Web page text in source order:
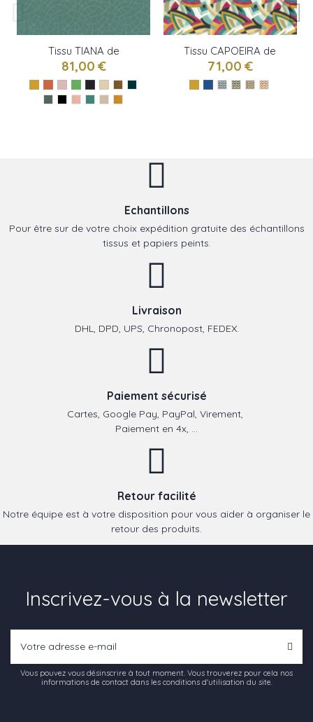
Tissu TIANA de
Camengo
81,00 €
Tissu CAPOEIRA de
Camengo
71,00 €
Echantillons
Pour être sur de votre choix expédition gratuite des échantillons
tissus et papiers peints.
Livraison
DHL, DPD, UPS, Chronopost, FEDEX.
Paiement sécurisé
Cartes, Google Pay, PayPal, Virement,
Paiement en 4x, ...
Retour facilité
Notre équipe est à votre disposition pour vous aider à organiser le
retour des produits.
Inscrivez-vous à la newsletter
Vous pouvez vous désinscrire à tout moment. Vous trouverez pour cela nos
informations de contact dans les conditions d'utilisation du site.